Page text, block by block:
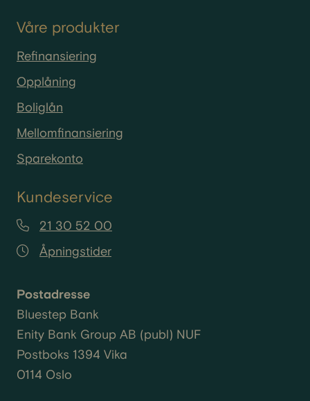
Våre produkter
Refinansiering
Opplåning
Boliglån
Mellomfinansiering
Sparekonto
Kundeservice
21 30 52 00
Åpningstider
Postadresse
Bluestep Bank
Enity Bank Group AB (publ) NUF
Postboks 1394 Vika
0114 Oslo